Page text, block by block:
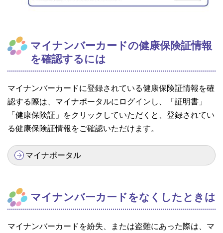
マイナンバーカードの健康保険証情報
を確認するには
マイナンバーカードに登録されている健康保険証情報を確
認する際は、マイナポータルにログインし、「証明書」
「健康保険証」をクリックしていただくと、登録されてい
る健康保険証情報をご確認いただけます。
マイナポータル
マイナンバーカードをなくしたときは
マイナンバーカードを紛失、または盗難にあった際は、マ